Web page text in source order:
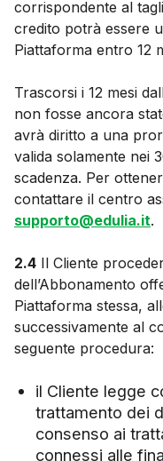
corrispondente al
credito potrà essere
Piattaforma entro 12
Trascorsi i 12 mesi
non fosse ancora
avrà diritto a una
valida solamente nei
scadenza. Per
contattare il centro
supporto@edulia.it.
2.4 Il Cliente
dell’Abbonamento
Piattaforma stessa,
successivamente al
seguente procedura:
il Cliente legge
trattamento dei
consenso ai
connessi alle